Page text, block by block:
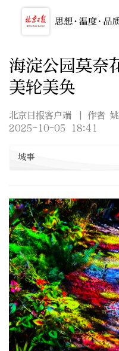
海淀公园莫奈
美轮美奂
北京日报客户端
| 作者
2025-10-05 18:41
城事